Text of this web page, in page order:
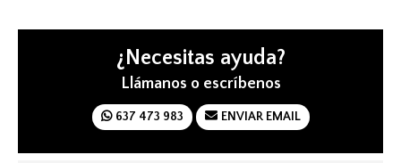
¿Necesitas ayuda?
Llámanos o escríbenos
637 473 983 ENVIAR EMAIL